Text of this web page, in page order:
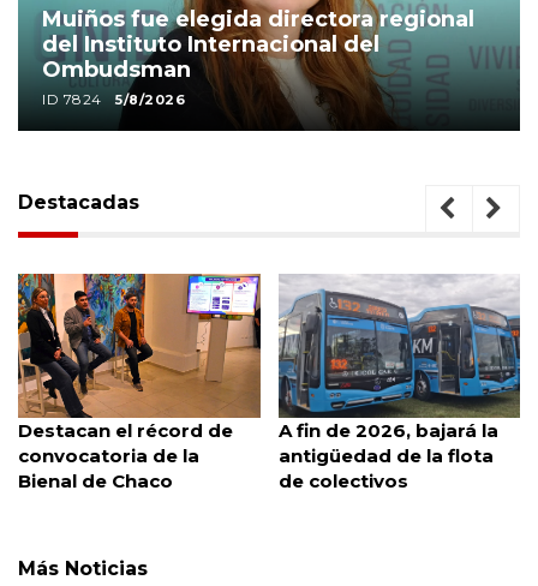
Muiños fue elegida directora regional
del Instituto Internacional del
Ombudsman
ID 7824 5/8/2026
Destacadas
A fin de 2026, bajará la
antigüedad de la flota
de colectivos
Mendoza avanza en la
Ley Antiguantaderos
Más Noticias